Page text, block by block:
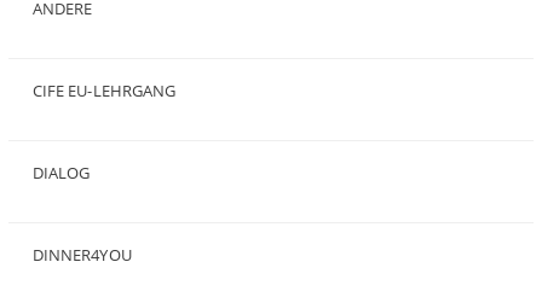
ANDERE
CIFE EU-LEHRGANG
DIALOG
DINNER4YOU